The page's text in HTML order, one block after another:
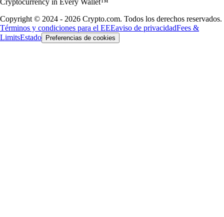
Cryptocurrency in Every Wallet™
Copyright © 2024 - 2026 Crypto.com. Todos los derechos reservados.
Términos y condiciones para el EEEaviso de privacidadFees &
LimitsEstado Preferencias de cookies